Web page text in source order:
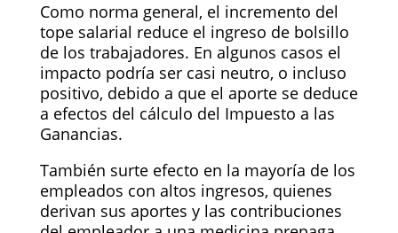
Como norma general, el incremento del
tope salarial reduce el ingreso de bolsillo
de los trabajadores. En algunos casos el
impacto podría ser casi neutro, o incluso
positivo, debido a que el aporte se deduce
a efectos del cálculo del Impuesto a las
Ganancias.
También surte efecto en la mayoría de los
empleados con altos ingresos, quienes
derivan sus aportes y las contribuciones